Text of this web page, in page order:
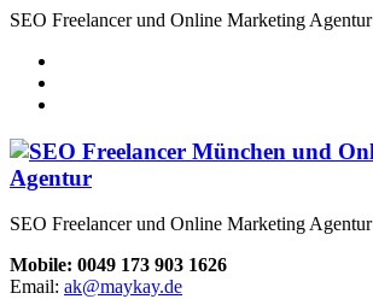
SEO Freelancer und Online Marketing Agentur
SEO Freelancer und Online Marketing Agentur
Mobile: 0049 173 903 1626
Email: ak@maykay.de